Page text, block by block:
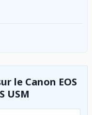
le Canon EOS
USM